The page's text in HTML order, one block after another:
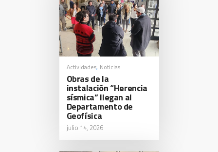
Actividades, Noticias
Obras de la
instalación “Herencia
sísmica” llegan al
Departamento de
Geofísica
julio 14, 2026